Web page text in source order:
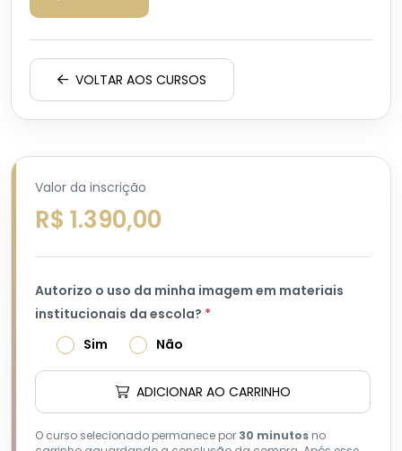
VOLTAR AOS CURSOS
Valor da inscrição
R$ 1.390,00
Autorizo o uso da minha imagem em materiais
institucionais da escola? *
Sim
Não
ADICIONAR AO CARRINHO
O curso selecionado permanece por 30 minutosno